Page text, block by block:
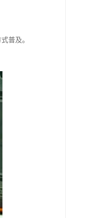
普及。